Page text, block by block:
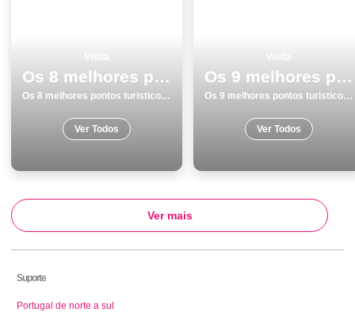
Os 8 melhores pontos turisticos para visitar em Leiria
Os 8 melhores pontos turisticos para visitar em Leiria
Ver Todos
Os 9 melhores pontos turisticos para conhecer e visitar em Mafra
Os 9 melhores pontos turisticos para conhecer e visitar em Mafra
Ver Todos
Ver mais
Suporte
Portugal de norte a sul